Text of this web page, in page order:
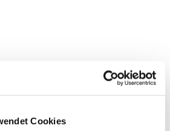
Cookies